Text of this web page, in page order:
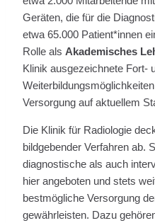
Geräten, die für die
etwa 65.000 Patient*innen
Rolle als Akademisches
Klinik ausgezeichnete Fort-
Versorgung auf aktuellem
Die Klinik für Radiologie
bildgebender Verfahren ab.
diagnostische als auch
hier angeboten und stets
bestmögliche Versorgung
gewährleisten. Dazu